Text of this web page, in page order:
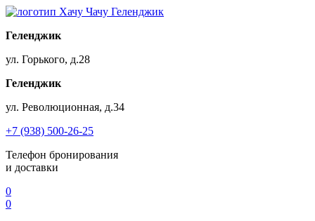
Геленджик
ул. Горького, д.28
Геленджик
ул. Революционная, д.34
+7 (938) 500-26-25
Телефон бронирования
и доставки
0
0